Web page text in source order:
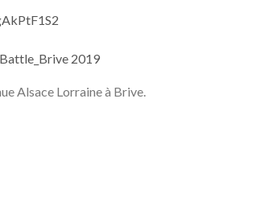
2019
Alsace Lorraine à Brive.